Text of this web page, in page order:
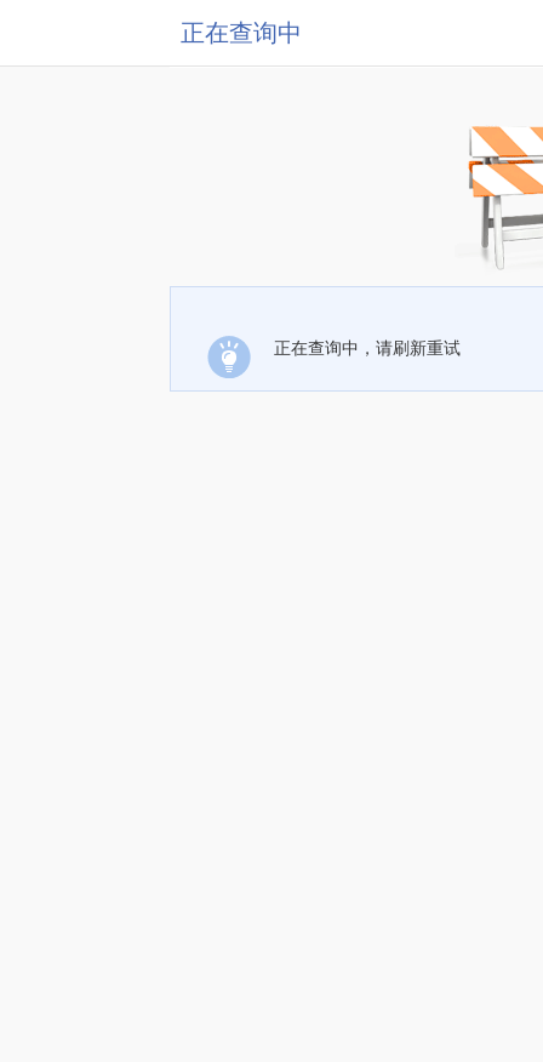
正在查询中
正在查询中，请刷新重试